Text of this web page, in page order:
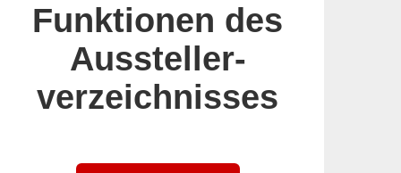
Funktionen des
Aussteller-
verzeichnisses